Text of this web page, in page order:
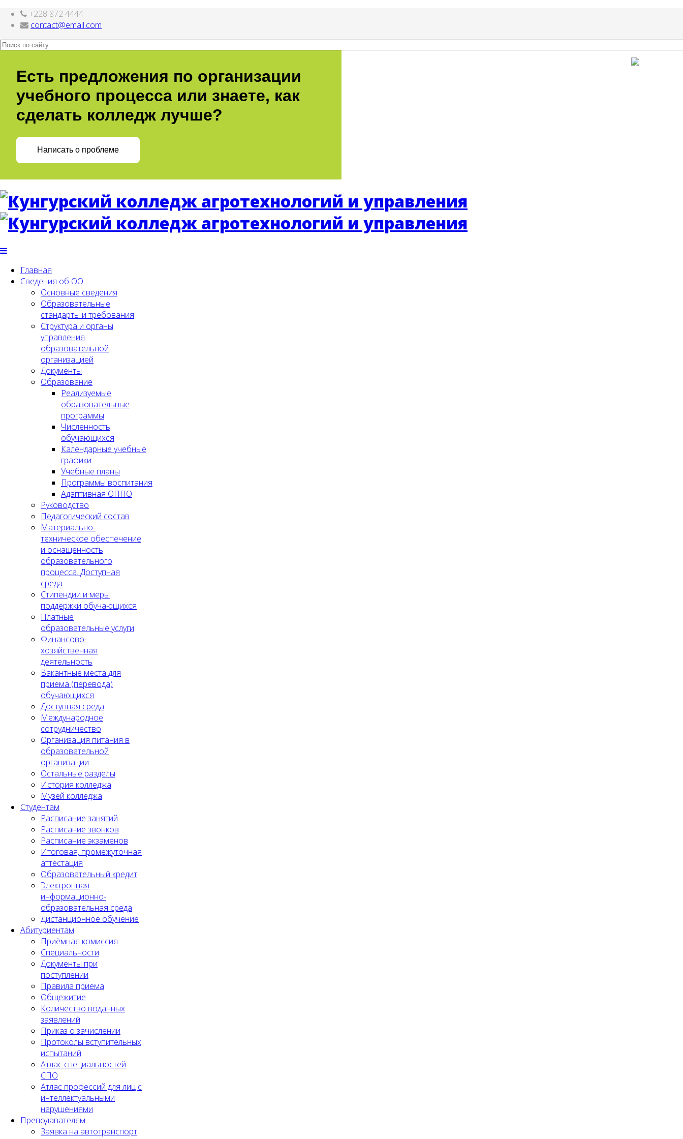
Шаблоны Joomlaздесь
+228 872 4444
contact@email.com
Есть предложения по организации
учебного процесса или знаете, как
сделать колледж лучше?
Написать о проблеме
Главная
Сведения об ОО
Основные сведения
Образовательные
стандарты и требования
Структура и органы
управления
образовательной
организацией
Документы
Образование
Реализуемые
образовательные
программы
Численность
обучающихся
Календарные учебные
графики
Учебные планы
Программы воспитания
Адаптивная ОППО
Руководство
Педагогический состав
Материально-
техническое обеспечение
и оснащенность
образовательного
процесса. Доступная
среда
Стипендии и меры
поддержки обучающихся
Платные
образовательные услуги
Финансово-
хозяйственная
деятельность
Вакантные места для
приема (перевода)
обучающихся
Доступная среда
Международное
сотрудничество
Организация питания в
образовательной
организации
Остальные разделы
История колледжа
Музей колледжа
Студентам
Расписание занятий
Расписание звонков
Расписание экзаменов
Итоговая, промежуточная
аттестация
Образовательный кредит
Электронная
информационно-
образовательная среда
Дистанционное обучение
Абитуриентам
Приёмная комиссия
Специальности
Документы при
поступлении
Правила приема
Общежитие
Количество поданных
заявлений
Приказ о зачислении
Протоколы вступительных
испытаний
Атлас специальностей
СПО
Атлас профессий для лиц с
интеллектуальными
нарушениями
Преподавателям
Заявка на автотранспорт